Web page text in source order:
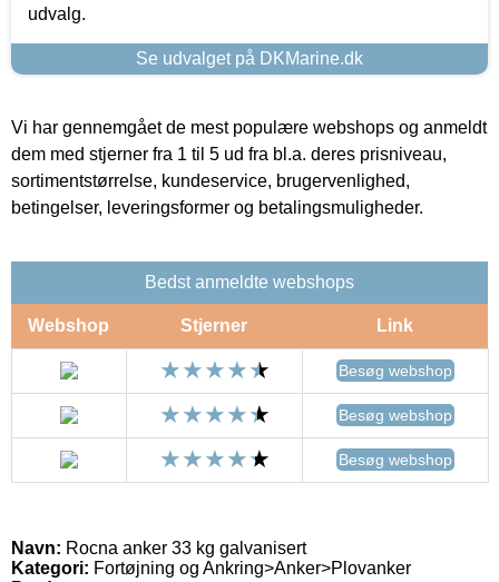
udvalg.
Se udvalget på DKMarine.dk
Vi har gennemgået de mest populære webshops og anmeldt
dem med stjerner fra 1 til 5 ud fra bl.a. deres prisniveau,
sortimentstørrelse, kundeservice, brugervenlighed,
betingelser, leveringsformer og betalingsmuligheder.
Bedst anmeldte webshops
Webshop Stjerner Link
Besøg webshop
Besøg webshop
Besøg webshop
Navn: Rocna anker 33 kg galvanisert
Kategori: Fortøjning og Ankring>Anker>Plovanker